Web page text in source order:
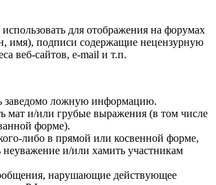
использовать для отображения на форумах
имя), подписи содержащие нецензурную
веб-сайтов, e-mail и т.п.
заведомо ложнyю инфоpмацию.
мат и/или грубые выражения (в том числе
форме).
либо в прямой или косвенной форме,
неуважение и/или хамить участникам
наpyшающие действyющее